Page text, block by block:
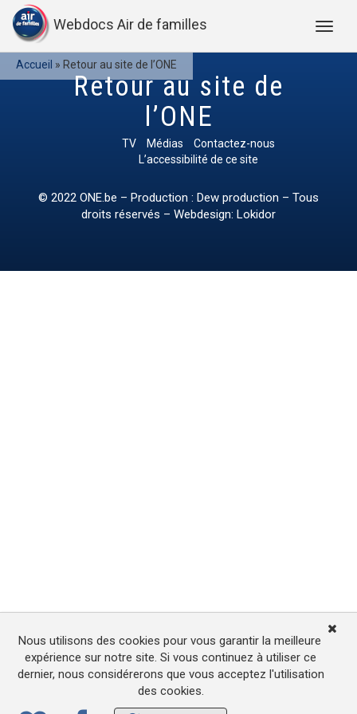
Webdocs Air de familles
Accueil » Retour au site de l’ONE
Retour au site de
l’ONE
TV Médias
Contactez-nous
L’accessibilité de ce site
© 2022 ONE.be – Production : Dew production – Tous
droits réservés – Webdesign: Lokidor
Nous utilisons des cookies pour vous garantir la meilleure
expérience sur notre site. Si vous continuez à utiliser ce
dernier, nous considérerons que vous acceptez l'utilisation
des cookies.